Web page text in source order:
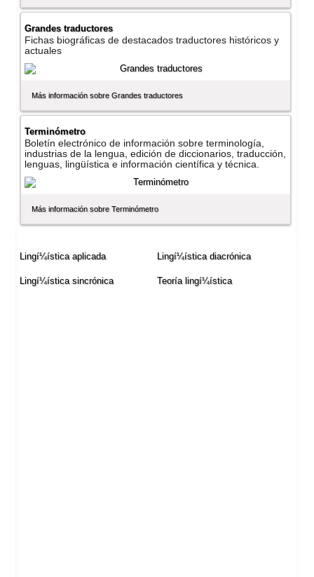
Grandes traductores
Fichas biográficas de destacados traductores históricos y
actuales
Más información sobre Grandes traductores
Terminómetro
Boletí­n electrónico de información sobre terminologí­a,
industrias de la lengua, edición de diccionarios, traducción,
lenguas, lingüí­stica e información cientí­fica y técnica.
Más información sobre Terminómetro
Lingí¼í­stica aplicada Lingí¼í­stica diacrónica
Lingí¼í­stica sincrónica Teorí­a lingí¼í­stica